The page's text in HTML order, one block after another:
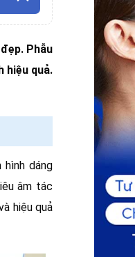
Phẫu
hiệu quả.
dáng
âm tác
hiệu quả